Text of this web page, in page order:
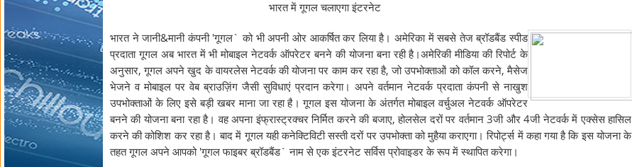
भारत में गूगल चलाएगा इंटरनेट
भारत ने जानी&मानी कंपनी 'गूगल` को भी अपनी ओर आकर्षित कर लिया है। अमेरिका में सबसे तेज ब्रॉडबैंड स्पीड
प्रदाता गूगल अब भारत में भी मोबाइल नेटवर्क ऑपरेटर बनने की योजना बना रही है।अमेरिकी मीडिया की रिपोर्ट के
अनुसार, गूगल अपने खुद के वायरलेस नेटवर्क की योजना पर काम कर रहा है, जो उपभोक्ताओं को कॉल करने, मैसेज
भेजने व मोबाइल पर वेब ब्राउज़िंग जैसी सुविधाएं प्रदान करेगा। अपने वर्तमान नेटवर्क प्रदाता कंपनी से नाखुश
उपभोक्ताओं के लिए इसे बड़ी खबर माना जा रहा है। गूगल इस योजना के अंतर्गत मोबाइल वर्चुअल नेटवर्क ऑपरेटर
बनने की योजना बना रहा है। वह अपना इंफ्रास्ट्रक्चर निर्मित करने की बजाए, होलसेल दरों पर वर्तमान 3जी और 4जी नेटवर्क में एक्सेस हासिल
करने की कोशिश कर रहा है। बाद में गूगल यही कनेक्टिविटी सस्ती दरों पर उपभोक्ता को मुहैया कराएगा। रिपोर्ट्स में कहा गया है कि इस योजना के
तहत गूगल अपने आपको 'गूगल फाइबर ब्रॉडबैंड` नाम से एक इंटरनेट सर्विस प्रोवाइडर के रूप में स्थापित करेगा।